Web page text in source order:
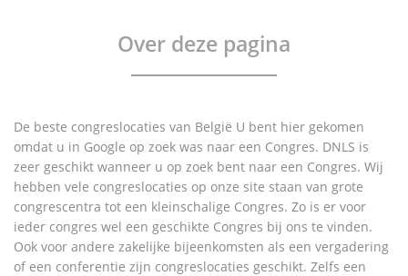
Over deze pagina
De beste congreslocaties van België U bent hier gekomen
omdat u in Google op zoek was naar een Congres. DNLS is
zeer geschikt wanneer u op zoek bent naar een Congres. Wij
hebben vele congreslocaties op onze site staan van grote
congrescentra tot een kleinschalige Congres. Zo is er voor
ieder congres wel een geschikte Congres bij ons te vinden.
Ook voor andere zakelijke bijeenkomsten als een vergadering
of een conferentie zijn congreslocaties geschikt. Zelfs een